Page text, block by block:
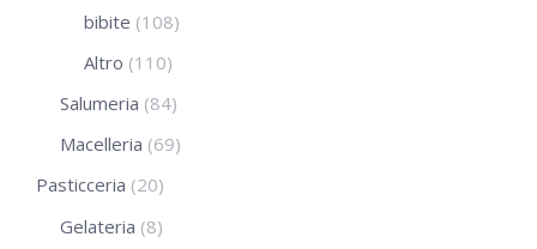
bibite (108)
Altro (110)
Salumeria (84)
Macelleria (69)
Pasticceria (20)
Gelateria (8)